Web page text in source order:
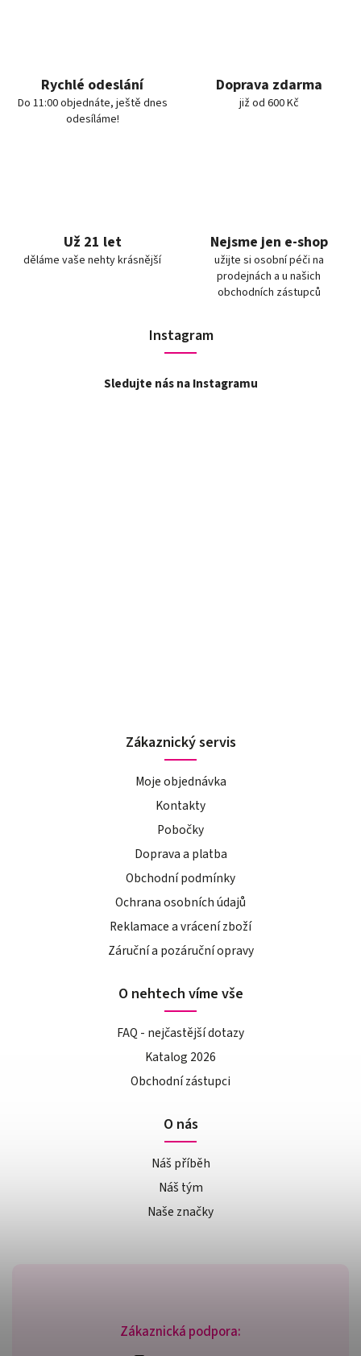
Rychlé odeslání
Do 11:00 objednáte, ještě dnes
odesíláme!
Doprava zdarma
již od 600 Kč
Už 21 let
děláme vaše nehty krásnější
Nejsme jen e-shop
užijte si osobní péči na
prodejnách a u našich
obchodních zástupců
Zákaznická podpora:
Instagram
Sledujte nás na Instagramu
Zákaznický servis
Moje objednávka
Kontakty
Pobočky
Doprava a platba
Obchodní podmínky
Ochrana osobních údajů
Reklamace a vrácení zboží
Záruční a pozáruční opravy
O nehtech víme vše
FAQ - nejčastější dotazy
Katalog 2026
Obchodní zástupci
O nás
Náš příběh
Náš tým
Naše značky